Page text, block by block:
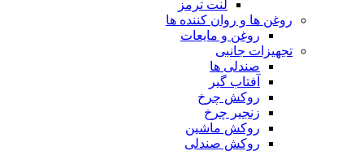
لنت ترمز
روغن ها و روان کننده ها
روغن و مایعات
تجهیزات جانبی
صندلی ها
آفتاب گیر
روکش چرخ
زنجیر چرخ
روکش ماشین
روکش صندلی